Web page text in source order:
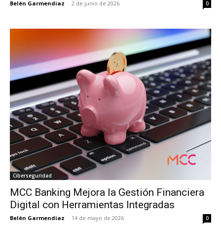
Belén Garmendiaz - 2 de junio de 2026 0
Ciberseguridad
MCC Banking Mejora la Gestión Financiera
Digital con Herramientas Integradas
Belén Garmendiaz - 14 de mayo de 2026 0